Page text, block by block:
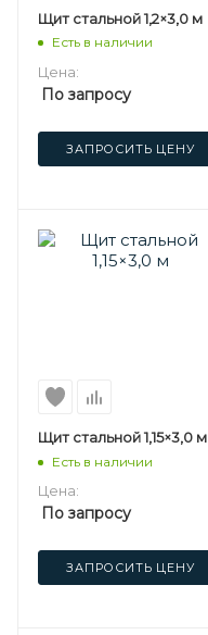
Щит стальной 1,2×3,0 м
Есть в наличии
Цена:
По запросу
ЗАПРОСИТЬ ЦЕНУ
Щит стальной 1,15×3,0 м
Есть в наличии
Цена:
По запросу
ЗАПРОСИТЬ ЦЕНУ